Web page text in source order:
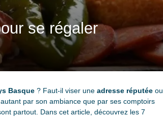
se régaler
Basque? Faut-il viser une adresse réputéeou
par son ambiance que par ses comptoirs
partout. Dans cet article, découvrez les 7